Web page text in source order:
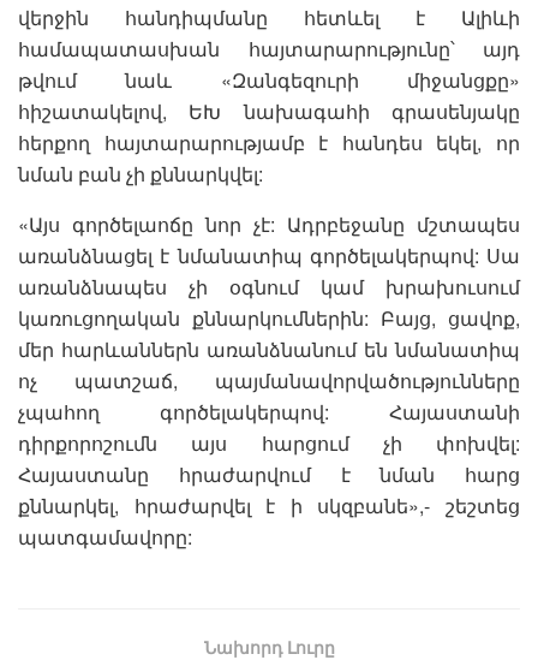
վերջին հանդիպմանը հետևել է Ալիևի
համապատասխան հայտարարությունը՝ այդ
թվում նաև «Զանգեզուրի միջանցքը»
հիշատակելով, ԵԽ նախագահի գրասենյակը
հերքող հայտարարությամբ է հանդես եկել, որ
նման բան չի քննարկվել:
«Այս գործելաոճը նոր չէ: Ադրբեջանը մշտապես
առանձնացել է նմանատիպ գործելակերպով: Սա
առանձնապես չի օգնում կամ խրախուսում
կառուցողական քննարկումներին: Բայց, ցավոք,
մեր հարևաններն առանձնանում են նմանատիպ
ոչ պատշաճ, պայմանավորվածությունները
չպահող գործելակերպով: Հայաստանի
դիրքորոշումն այս հարցում չի փոխվել:
Հայաստանը հրաժարվում է նման հարց
քննարկել, հրաժարվել է ի սկզբանե»,- շեշտեց
պատգամավորը:
Նախորդ Լուրը